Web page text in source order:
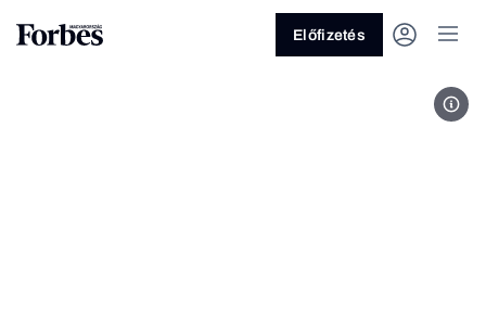
Előfizetés